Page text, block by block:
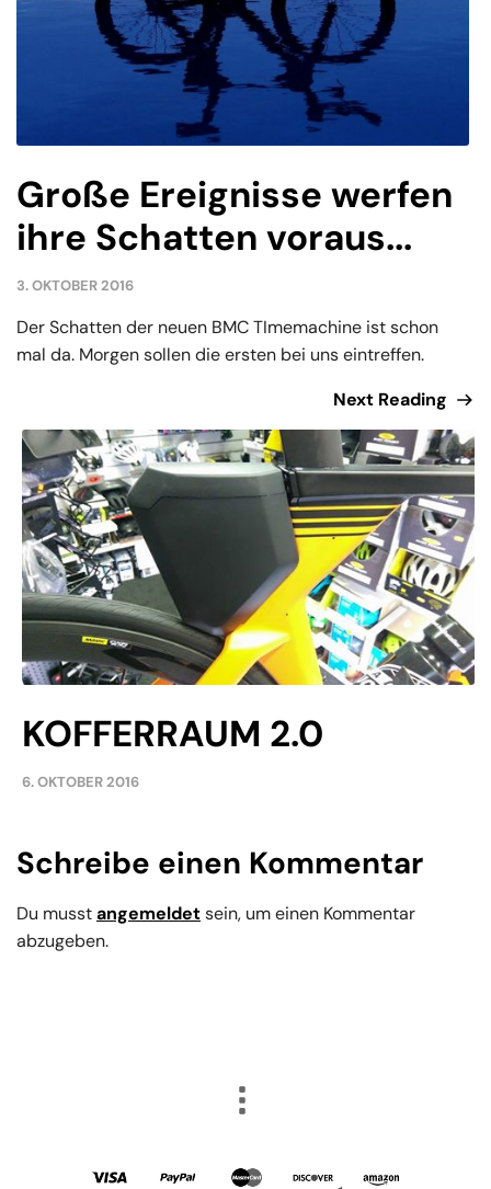
Große Ereignisse werfen
ihre Schatten voraus...
3. OKTOBER 2016
Der Schatten der neuen BMC TImemachine ist schon
mal da. Morgen sollen die ersten bei uns eintreffen.
Next Reading
KOFFERRAUM 2.0
6. OKTOBER 2016
Schreibe einen Kommentar
Du musstangemeldetsein, um einen Kommentar
abzugeben.